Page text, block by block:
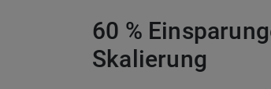
60 %
Skalierung